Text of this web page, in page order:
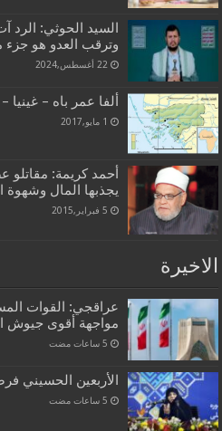
السيد الحوثي: الرد
وترقب العدو هو جزء
22 أغسطس,2024
ألفا عمر باه – غينيا
1 مايو,2017
أحمد كريمة: مقاتلو
يجذبها المال
5 فبراير,2015
الاخيرة
عراقجي: القوات
مواجهة أقوى جيوش
الأربعين الحسيني